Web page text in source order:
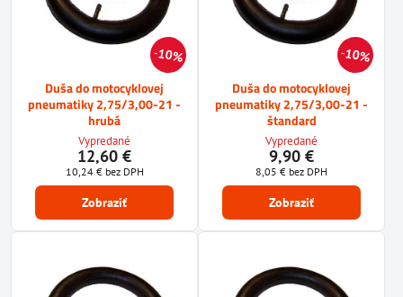
10%
Duša do motocyklovej
pneumatiky 2,75/3,00-21 -
hrubá
Vypredané
12,60 €
10,24 € bez DPH
Zobraziť
10%
Duša do motocyklovej
pneumatiky 2,75/3,00-21 -
štandard
Vypredané
9,90 €
8,05 € bez DPH
Zobraziť